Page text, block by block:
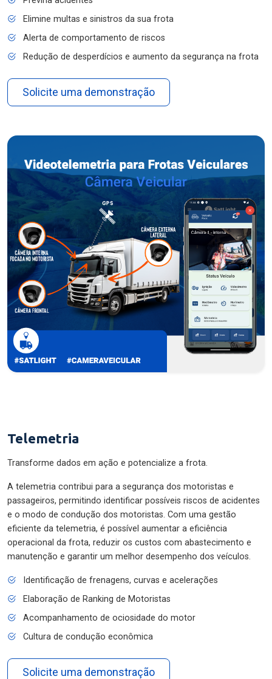
Elimine multas e sinistros da sua frota
Alerta de comportamento de riscos
Redução de desperdícios e aumento da segurança na frota
Solicite uma demonstração
Telemetria
Transforme dados em ação e potencialize a frota.
A telemetria contribui para a segurança dos motoristas e
passageiros, permitindo identificar possíveis riscos de acidentes
e o modo de condução dos motoristas. Com uma gestão
eficiente da telemetria, é possível aumentar a eficiência
operacional da frota, reduzir os custos com abastecimento e
manutenção e garantir um melhor desempenho dos veículos.
Identificação de frenagens, curvas e acelerações
Elaboração de Ranking de Motoristas
Acompanhamento de ociosidade do motor
Cultura de condução econômica
Solicite uma demonstração